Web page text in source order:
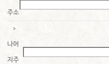
주소
나머
지주